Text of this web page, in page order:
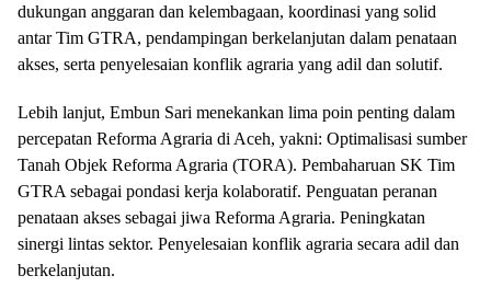
dukungan anggaran dan kelembagaan, koordinasi yang solid
antar Tim GTRA, pendampingan berkelanjutan dalam penataan
akses, serta penyelesaian konflik agraria yang adil dan solutif.
Lebih lanjut, Embun Sari menekankan lima poin penting dalam
percepatan Reforma Agraria di Aceh, yakni: Optimalisasi sumber
Tanah Objek Reforma Agraria (TORA). Pembaharuan SK Tim
GTRA sebagai pondasi kerja kolaboratif. Penguatan peranan
penataan akses sebagai jiwa Reforma Agraria. Peningkatan
sinergi lintas sektor. Penyelesaian konflik agraria secara adil dan
berkelanjutan.